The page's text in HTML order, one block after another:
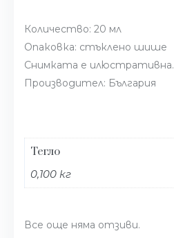
Количество: 20 мл
Опаковка: стъклено шише
Снимката е илюстративна.
Производител: България
Тегло
0,100 кг
Все още няма отзиви.